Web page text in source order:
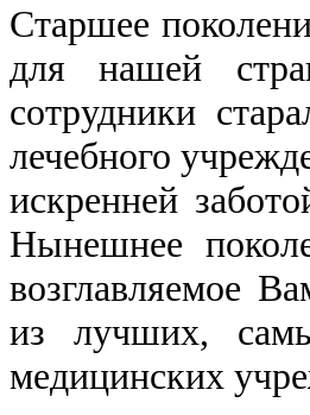
Старшее
для нашей
сотрудники
лечебного
искренней
Нынешнее
возглавляемое
из лучших,
медицинских